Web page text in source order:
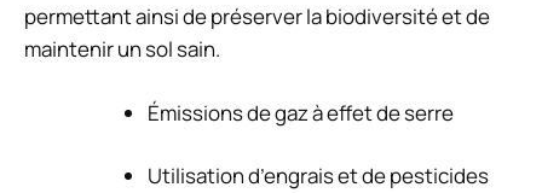
permettant ainsi de préserver la biodiversité et de
maintenir un sol sain.
Émissions de gaz à effet de serre
Utilisation d’engrais et de pesticides